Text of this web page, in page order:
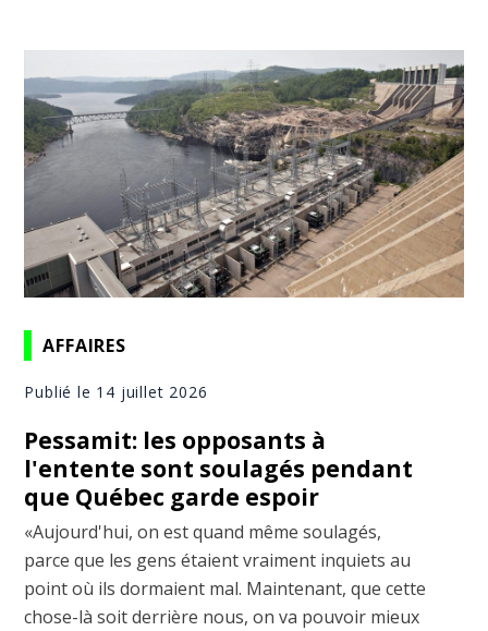
AFFAIRES
Publié le 14 juillet 2026
Pessamit: les opposants à
l'entente sont soulagés pendant
que Québec garde espoir
«Aujourd'hui, on est quand même soulagés,
parce que les gens étaient vraiment inquiets au
point où ils dormaient mal. Maintenant, que cette
chose-là soit derrière nous, on va pouvoir mieux